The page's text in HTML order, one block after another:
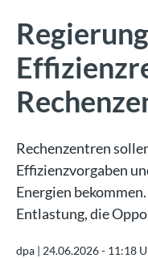
Rechenzentren
Effizienzvorgaben
Energien
Entlastung, die
dpa | 24.06.2026 - 11:18